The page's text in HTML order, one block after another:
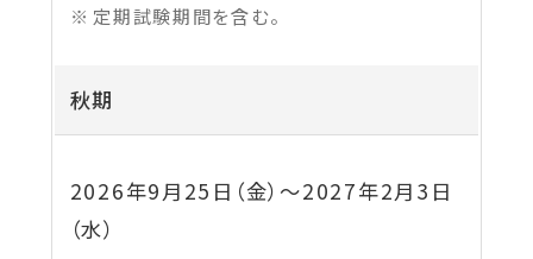
定期試験期間を含む。
秋期
2026年9月25日（金） ～2027年2月3日
（水）